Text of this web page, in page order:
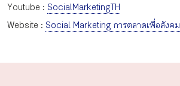
Youtube : SocialMarketingTH
Website : Social Marketing การตลาดเพื่อสังคม